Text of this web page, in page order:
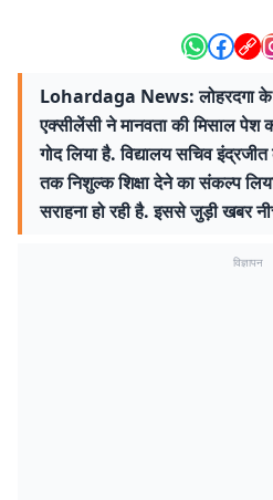
Lohardaga News: लोहरदगा
एक्सीलेंसी ने मानवता की मिसाल पेश
गोद लिया है. विद्यालय सचिव
तक निशुल्क शिक्षा देने का संकल्प
सराहना हो रही है. इससे जुड़ी खबर
विज्ञापन